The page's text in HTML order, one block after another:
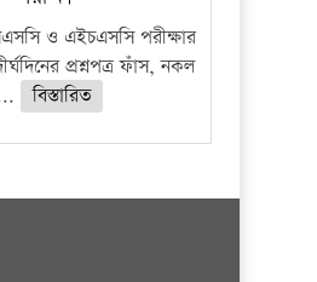
ও এইচএসসি পরীক্ষার
প্রশ্নপত্র ফাঁস, নকল
বিস্তারিত